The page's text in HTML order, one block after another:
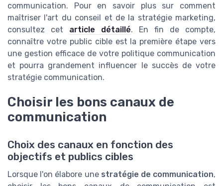
communication. Pour en savoir plus sur comment
maîtriser l'art du conseil et de la stratégie marketing,
consultez cet article détaillé. En fin de compte,
connaître votre public cible est la première étape vers
une gestion efficace de votre politique communication
et pourra grandement influencer le succès de votre
stratégie communication.
Choisir les bons canaux de
communication
Choix des canaux en fonction des
objectifs et publics cibles
Lorsque l'on élabore une stratégie de communication,